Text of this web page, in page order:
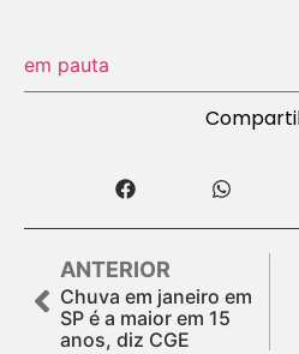
em pauta
ANTERIOR
Chuva em janeiro em
SP é a maior em 15
anos, diz CGE